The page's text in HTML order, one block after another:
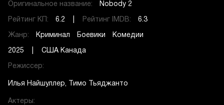
Оригинальное название: Nobody 2
Рейтинг КП: 6.2 | Рейтинг IMDB: 6.3
Жанр: Криминал Боевики Комедии
2025 | США Канада
Режиссер:
Илья Найшуллер Тимо Тьяджанто
Актеры: